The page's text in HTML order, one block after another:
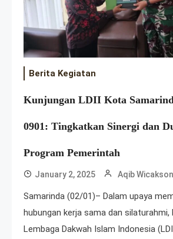
Berita Kegiatan
Kunjungan LDII Kota
0901: Tingkatkan Sinergi dan
Program Pemerintah
January 2, 2025 Aqib
Samarinda (02/01)– Dalam upaya
hubungan kerja sama dan silaturahmi,
Lembaga Dakwah Islam Indonesia